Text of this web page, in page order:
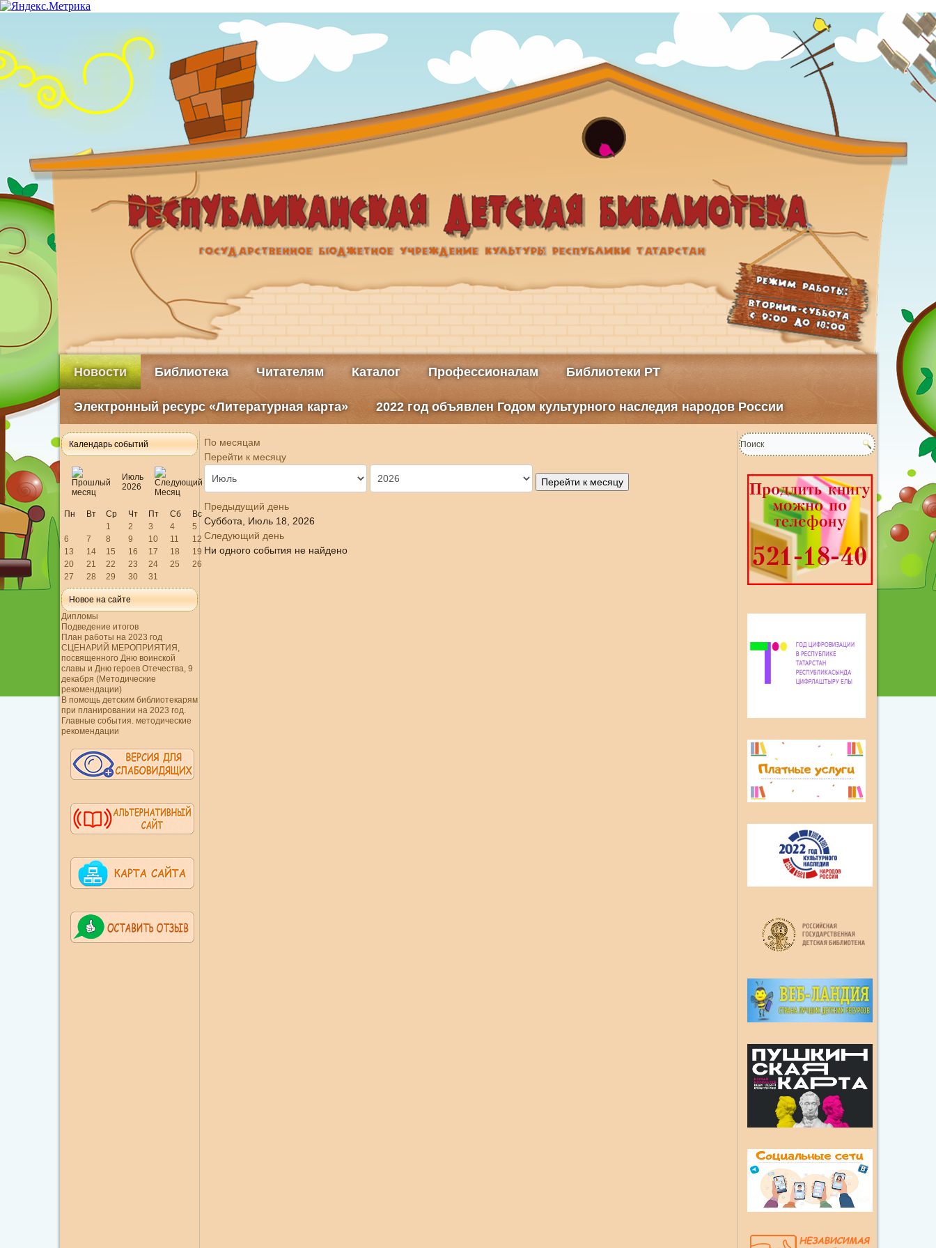
Новости Библиотека Читателям Каталог Профессионалам Библиотеки РТ
Электронный ресурс «Литературная карта» 2022 год объявлен Годом культурного наследия народов России
Календарь событий
Июль
2026
Пн Вт Ср Чт Пт Сб
Вс
1
2 3 4
5
6
7 8 9 10 11
12
13
14 15 16 17 18
19
20
21 22 23 24 25
26
27
28 29 30 31
Новое на сайте
Дипломы
Подведение итогов
План работы на 2023 год
СЦЕНАРИЙ МЕРОПРИЯТИЯ,
посвященного Дню воинской
славы и Дню героев Отечества, 9
декабря (Методические
рекомендации)
В помощь детским библиотекарям
при планировании на 2023 год.
Главные события. методические
рекомендации
По месяцам
Перейти к месяцу
Перейти к месяцу
Предыдущий день
Суббота, Июль 18, 2026
Следующий день
Ни одного события не найдено